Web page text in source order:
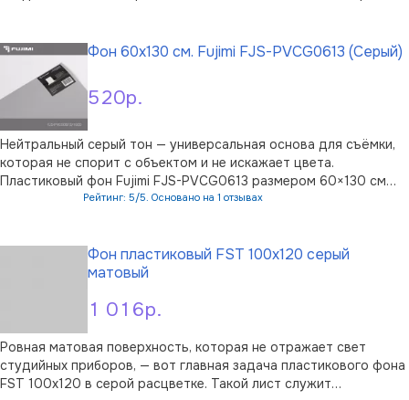
аксессуаров и крупных планов, а та …
520р.
Фон 60x130 см. Fujimi FJS-PVCG0613 (Серый)
Нейтральный серый тон — универсальная основа для съёмки,
которая не спорит с объектом и не искажает цвета.
Пластиковый фон Fujimi FJS-PVCG0613 размером 60×130 см
создан для предметной и портретной фотографии, а также
Рейтинг: 5/5. Основано на 1 отзывах
1 016р.
Фон пластиковый FST 100х120 серый
матовый
Ровная матовая поверхность, которая не отражает свет
студийных приборов, — вот главная задача пластикового фона
FST 100х120 в серой расцветке. Такой лист служит